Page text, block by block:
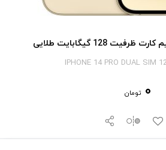
IPHONE 14 PRO DUAL SIM
0 تومان